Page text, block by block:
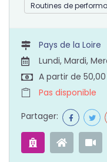
Routines de
Pays de la Loire
Lundi, Mardi,
A partir de
Pas disponible
Partager: